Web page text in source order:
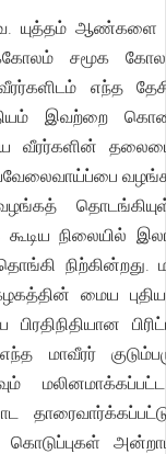
யுத்தம் ஆண்களை
சமூக
எந்த
இவற்றை
வீரர்களின்
நிலையில்
நிற்கின்றது.
மைய
மாவீரர்
கொடுப்புகள்